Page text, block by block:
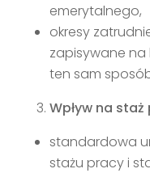
emerytalnego,
okresy
zapisywane
ten sam
Wpływ na
standardowa
stażu pracy i